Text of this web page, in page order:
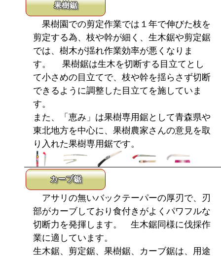
果樹鋸
果樹園での剪定作業では１年で伸びた枝を
剪定する為、枝や幹が細く、生木鋸や剪定鋸
では、樹木が揺れ作業効率が悪くなりま
す。 果樹鋸は生木を切断する目立てとし
て小さめの目立てで、枝や幹を揺らさず切断
できるように調整した目立てを施していま
す。
また、「恵み」は果樹専用鋸として青森県や
東北地方を中心に、果樹農家さんの意見を取
り入れた果樹専用鋸です。
カーブ鋸
アサリの無いバックテーパーの厚刃で、刃
部がカーブしており食付きがよくパワフルな
切断力を発揮します。 生木鋸同様に伐採作
業に適しています。
生木鋸、剪定鋸、果樹鋸、カーブ鋸は、用途